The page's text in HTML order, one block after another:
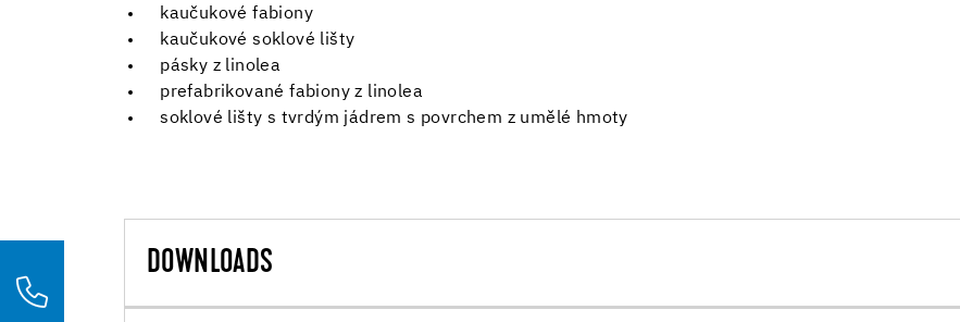
kaučukové fabiony
kaučukové soklové lišty
pásky z linolea
prefabrikované fabiony z linolea
soklové lišty s tvrdým jádrem s povrchem z umělé hmoty
DOWNLOADS